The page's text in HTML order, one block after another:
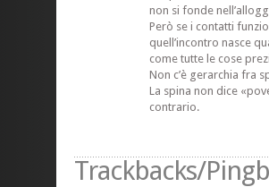
non si fonde
Però se i contatti
quell’incontro nasce
come tutte le cose
Non c’è gerarchia fra
La spina non dice
contrario.
Trackbacks/